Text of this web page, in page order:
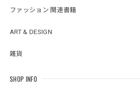
ファッション 関連書籍
ART & DESIGN
雑貨
SHOP INFO